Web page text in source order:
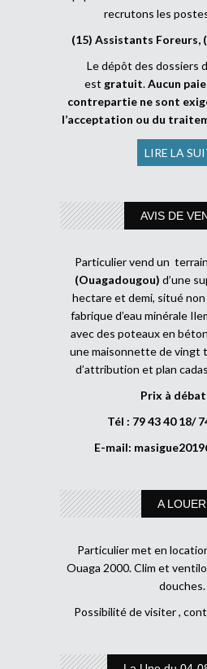
recrutons les
(15) Assistants Foreurs,
Le dépôt des dossiers
est gratuit.Aucun
contrepartie ne sont
l’acceptation ou du
LIRE LA
AVIS DE
Particulier vend un
(Ouagadougou) d’une
hectare et demi, situé non
fabrique d’eau minérale
avec des poteaux en
une maisonnette de vingt
d’attribution et plan
Prix à
Tél : 79 43 40 18/
E-mail:
A LOUER
Particulier met en
Ouaga 2000. Clim et
douches.
Possibilité de visiter ,